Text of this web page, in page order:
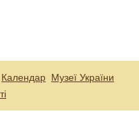
Календар Музеї України